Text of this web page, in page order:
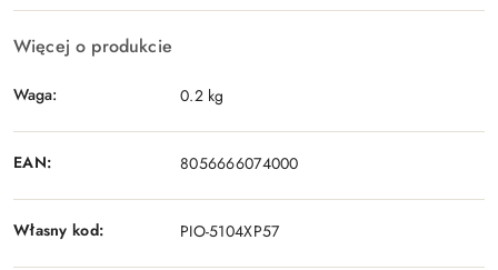
Więcej o produkcie
Waga: 0.2 kg
EAN: 8056666074000
Własny kod: PIO-5104XP57